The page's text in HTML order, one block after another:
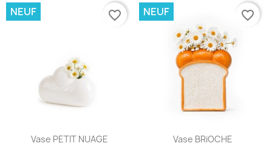
Vase PETIT NUAGE
NEUF favorite_border
Vase BRiOCHE
NEUF favorite_border